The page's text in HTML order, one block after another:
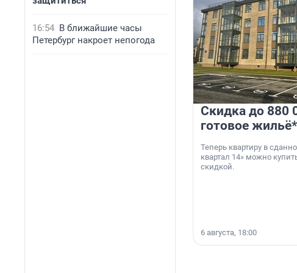
16:54 В ближайшие часы
Петербург накроет непогода
Скидка до 880
готовое жильё*
Теперь квартиру в
квартал 14» можно
скидкой.
6 августа, 18:00